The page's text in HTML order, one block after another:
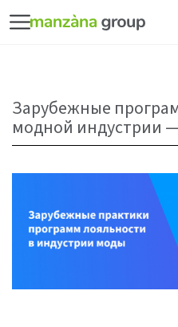
Зарубежные
модной индустрии